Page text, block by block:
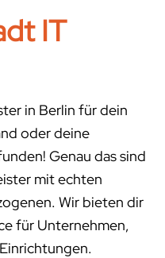
IT
in Berlin für dein
oder deine
Genau das sind
mit echten
Wir bieten dir
für Unternehmen,